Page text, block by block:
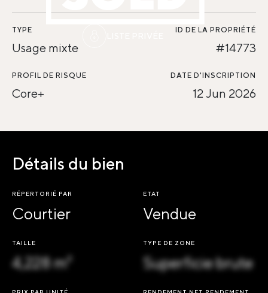
TYPE
Usage mixte
ID DE LA PROPRIÉTÉ
#14773
PROFIL DE RISQUE
Core+
DATE D'INSCRIPTION
12 Jun 2026
Détails du bien
RÉPERTORIÉ PAR
Courtier
ETAT
Vendue
TAILLE
4,228 m²
TYPE DE ZONE
Superficie brute